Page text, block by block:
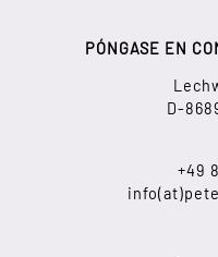
PÓNGASE EN
D-
+49